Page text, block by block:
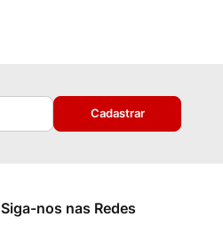
Cadastrar
Siga-nos nas Redes